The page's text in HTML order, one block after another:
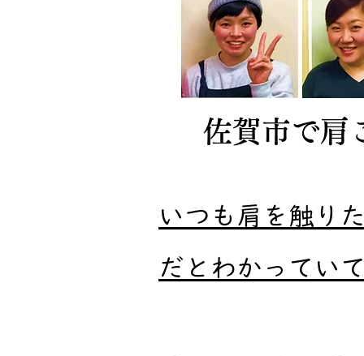
佐賀市で肩
いつも肩を触り
だとわかってい